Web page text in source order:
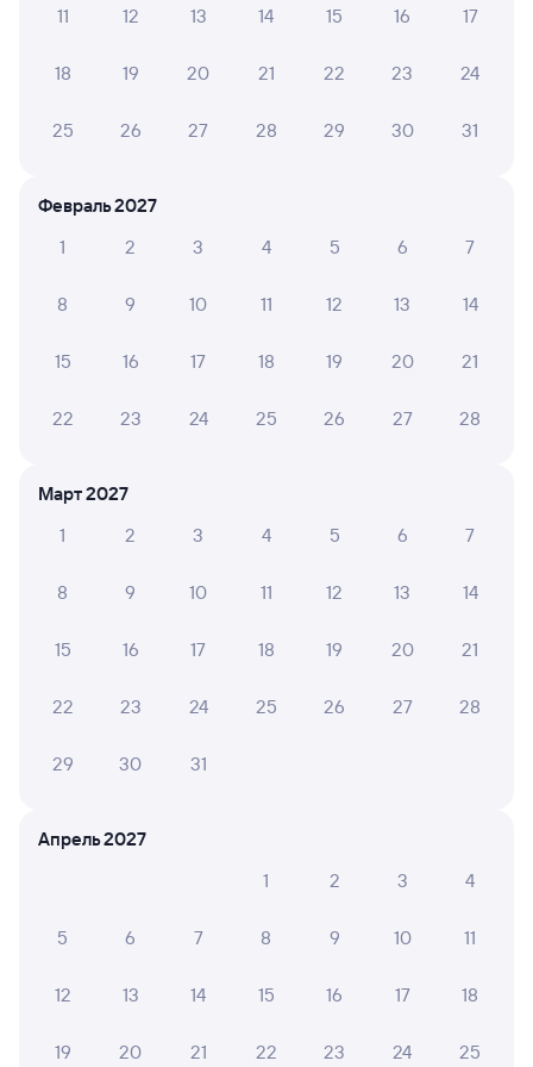
ЖД билеты до Мсты
Мы используем cookies для более удобной работы
11 12 13 14 15 16 17
18 19 20 21 22 23 24
25 26 27 28 29 30 31
Февраль 2027
1
2 3 4 5 6 7
8 9 10 11 12 13 14
15 16 17 18 19 20 21
22 23 24 25 26 27 28
Март 2027
1
2 3 4 5 6 7
8 9 10 11 12 13 14
15 16 17 18 19 20 21
22 23 24 25 26 27 28
29 30 31
Апрель 2027
1
2 3 4
5 6 7 8 9 10 11
12 13 14 15 16 17 18
19 20 21 22 23 24 25